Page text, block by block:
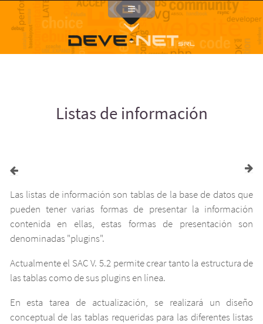
Listas de información
Las listas de información son tablas de la base de datos que
pueden tener varias formas de presentar la información
contenida en ellas, estas formas de presentación son
denominadas "plugins".
Actualmente el SAC V. 5.2 permite crear tanto la estructura de
las tablas como de sus plugins en línea.
En esta tarea de actualización, se realizará un diseño
conceptual de las tablas requeridas para las diferentes listas
Noticias
Mostrar información
Lexivox
Difusión
Comunidad
Dominio
Características